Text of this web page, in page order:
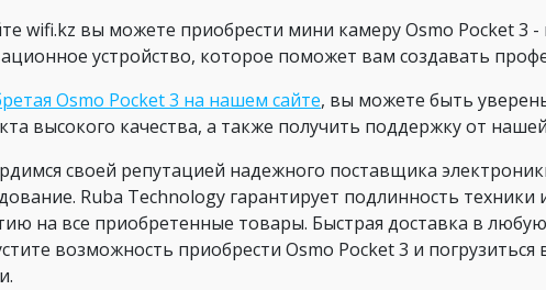
wifi.kz вы можете приобрести мини камеру Osmo Pocket 3
устройство, которое поможет вам создавать
Osmo Pocket 3 на нашем сайте, вы можете быть
высокого качества, а также получить поддержку от
своей репутацией надежного поставщика
Ruba Technology гарантирует подлинность
на все приобретенные товары. Быстрая доставка в любую
возможность приобрести Osmo Pocket 3 и